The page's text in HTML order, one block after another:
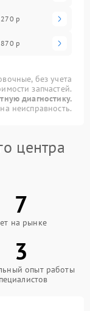
р
р
без учета
запчастей.
диагностику.
неисправность.
центра
7
на рынке
3
опыт работы